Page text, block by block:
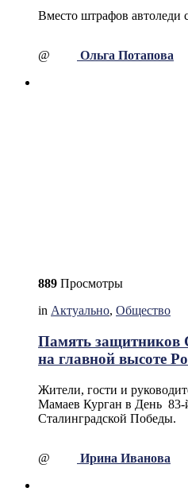
Вместо штрафов автоледи
@ Ольга Потапова
889 Просмотры
in Актуально, Общество
Память защитников
на главной высоте
Жители, гости и
Мамаев Курган в День
Сталинградской Победы.
@ Ирина Иванова